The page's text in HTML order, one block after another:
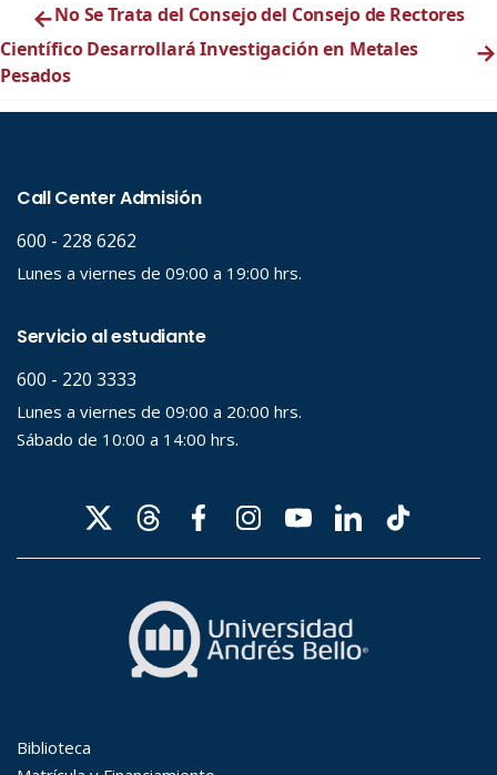
←No Se Trata del Consejo del Consejo de Rectores
Científico Desarrollará Investigación en Metales
Pesados
→